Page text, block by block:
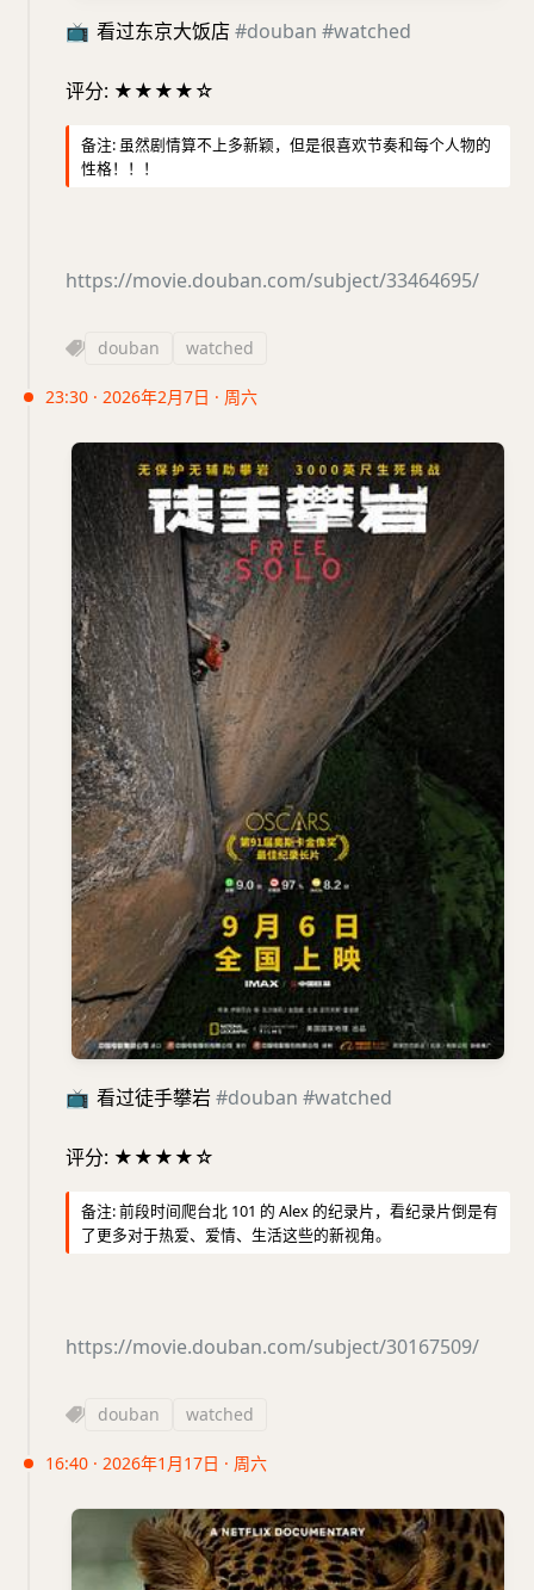
📺 看过东京大饭店#douban #watched
评分: ★★★★☆
备注: 虽然剧情算不上多新颖，但是很喜欢节奏和每个人物的
性格！！！
https://movie.douban.com/subject/33464695/
douban watched
23:30 · 2026年2月7日 · 周六
📺 看过徒手攀岩#douban #watched
评分: ★★★★☆
备注: 前段时间爬台北 101 的 Alex 的纪录片，看纪录片倒是有
了更多对于热爱、爱情、生活这些的新视角。
https://movie.douban.com/subject/30167509/
douban watched
16:40 · 2026年1月17日 · 周六